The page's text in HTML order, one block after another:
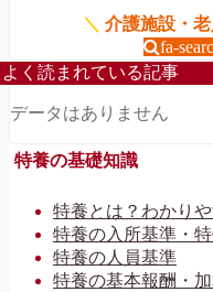
＼ 介護施設・
fa-
よく読まれている記事
データはありません
特養の基礎知識
特養とは？わかり
特養の入所基準・
特養の人員基準
特養の基本報酬・